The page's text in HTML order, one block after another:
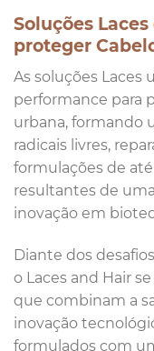
Soluções
proteger
As soluções Laces
performance para
urbana, formando
radicais livres,
formulações de
resultantes de
inovação em
Diante dos
o Laces and Hair
que combinam a
inovação
formulados com